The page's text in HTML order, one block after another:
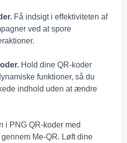
Få indsigt i effektiviteten af
ved at spore
Hold dine QR-koder
funktioner, så du
indhold uden at ændre
i PNG QR-koder med
Me-QR. Løft dine